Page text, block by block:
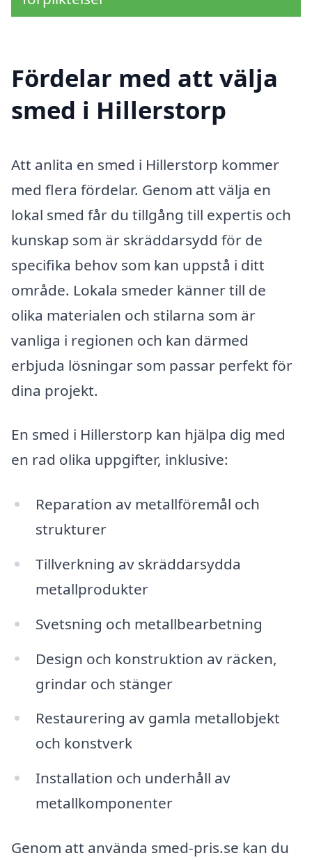
Fördelar med att välja
smed i Hillerstorp
Att anlita en smed i Hillerstorp kommer
med flera fördelar. Genom att välja en
lokal smed får du tillgång till expertis och
kunskap som är skräddarsydd för de
specifika behov som kan uppstå i ditt
område. Lokala smeder känner till de
olika materialen och stilarna som är
vanliga i regionen och kan därmed
erbjuda lösningar som passar perfekt för
dina projekt.
En smed i Hillerstorp kan hjälpa dig med
en rad olika uppgifter, inklusive:
Reparation av metallföremål och
strukturer
Tillverkning av skräddarsydda
metallprodukter
Svetsning och metallbearbetning
Design och konstruktion av räcken,
grindar och stänger
Restaurering av gamla metallobjekt
och konstverk
Installation och underhåll av
metallkomponenter
Genom att använda smed-pris.se kan du